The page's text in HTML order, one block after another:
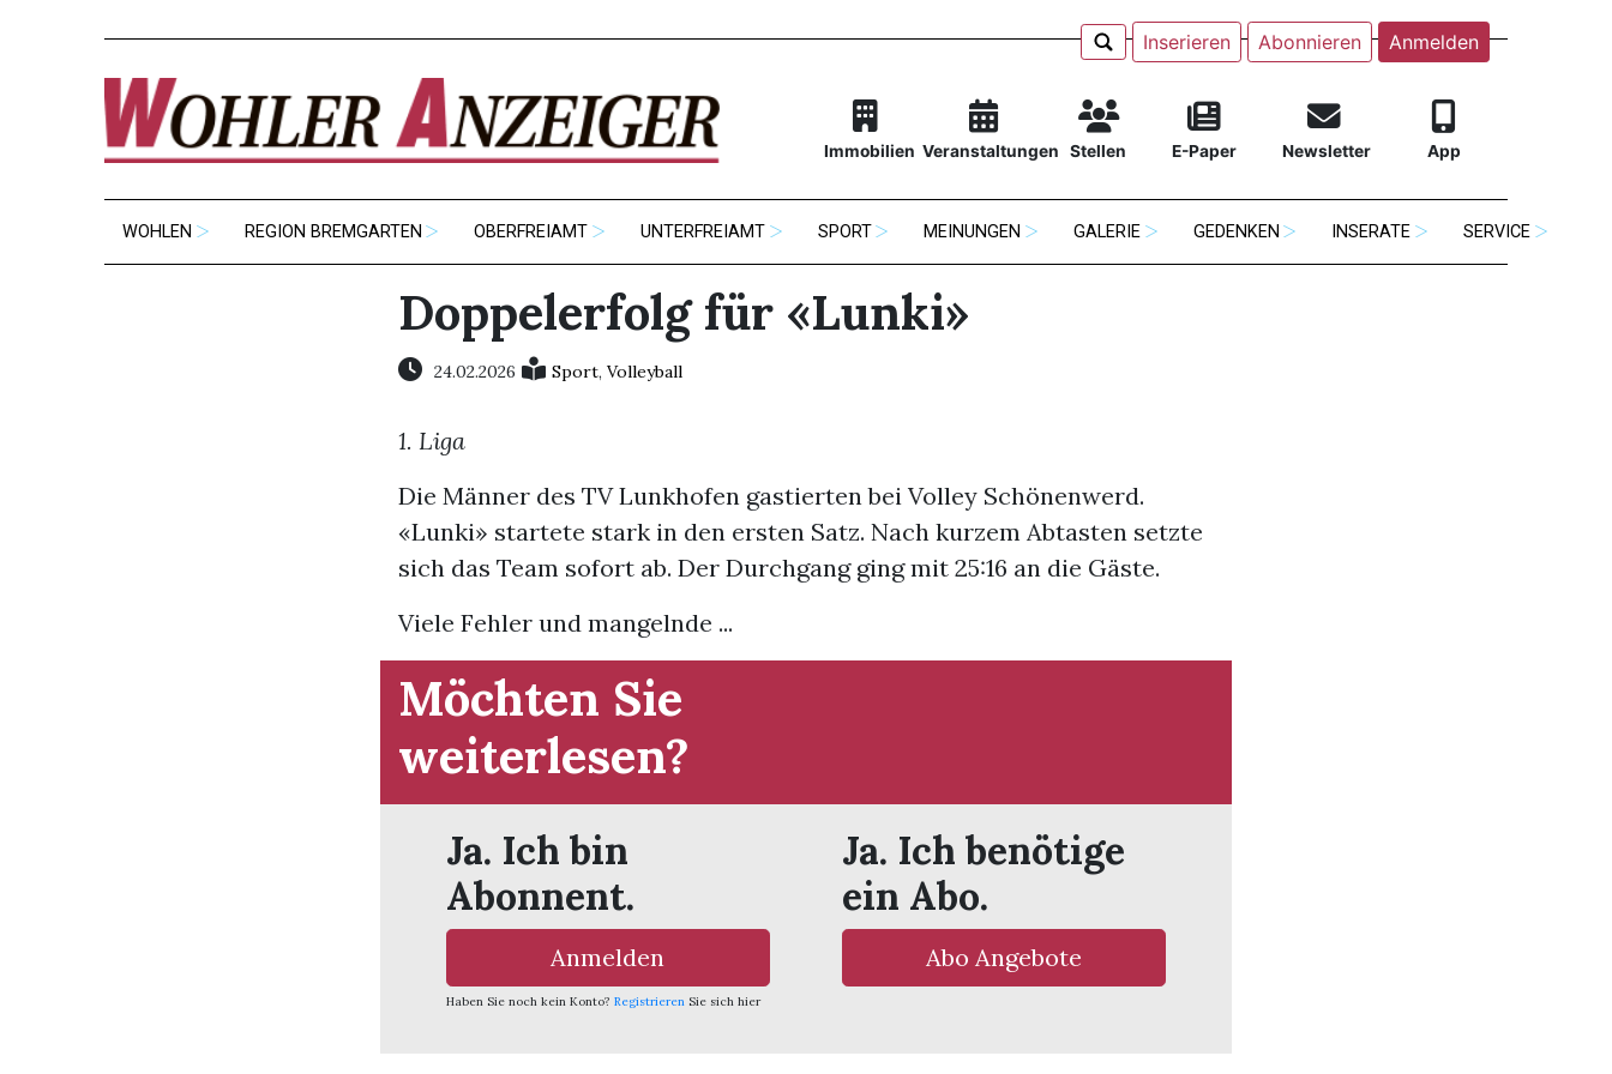
Inserieren Abonnieren Anmelden
Immobilien Veranstaltungen Stellen E-Paper Newsletter App
WOHLEN REGION BREMGARTEN OBERFREIAMT UNTERFREIAMT SPORT MEINUNGEN GALERIE GEDENKEN INSERATE SERVICE
Doppelerfolg für «Lunki»
24.02.2026 Sport, Volleyball
1. Liga
Die Männer des TV Lunkhofen gastierten bei Volley Schönenwerd.
«Lunki» startete stark in den ersten Satz. Nach kurzem Abtasten setzte
sich das Team sofort ab. Der Durchgang ging mit 25:16 an die Gäste.
Viele Fehler und mangelnde ...
Möchten Sie
weiterlesen?
Ja. Ich bin
Abonnent.
Anmelden
Haben Sie noch kein Konto? Registrieren Sie sich hier
Ja. Ich benötige
ein Abo.
Abo Angebote